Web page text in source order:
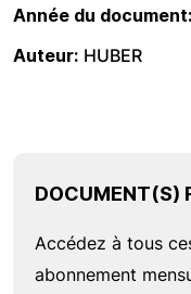
Année du document
Auteur HUBER
DOCUMENT(S)
Accédez à tous
abonnement